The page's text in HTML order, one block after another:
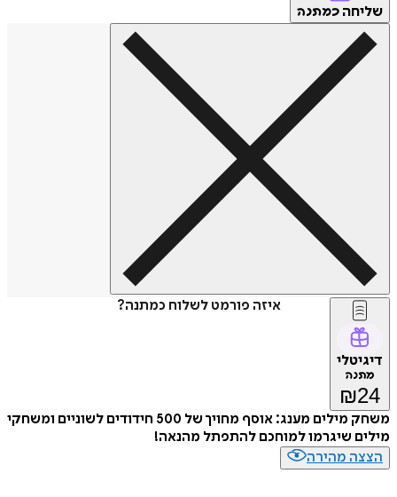
שליחה כמתנה
איזה פורמט לשלוח כמתנה?
דיגיטלי
מתנה
₪24
משחק מילים מענג: אוסף מחויך של 500 חידודים לשוניים ומשחקי
מילים שיגרמו למוחכם להתפתל מהנאה!
הצצה מהירה